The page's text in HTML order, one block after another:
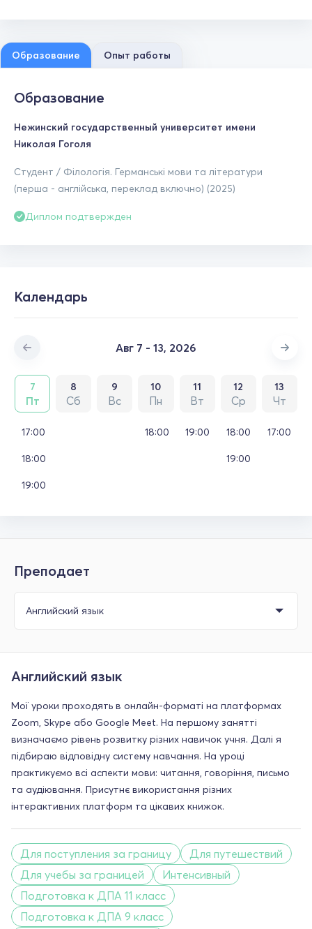
Образование Опыт работы
Образование
Нежинский государственный университет имени
Николая Гоголя
Студент / Філологія. Германські мови та літератури
(перша - англійська, переклад включно) (2025)
Диплом подтвержден
Календарь
Авг 7 - 13, 2026
7
Пт
8
Сб
9
Вс
10
Пн
11
Вт
12
Ср
13
Чт
17:00
18:00
19:00
18:00 19:00 18:00
19:00
17:00
Преподает
Английский язык
Мої уроки проходять в онлайн-форматі на платформах
Zoom, Skype або Google Meet. На першому занятті
визначаємо рівень розвитку різних навичок учня. Далі я
підбираю відповідну систему навчання. На уроці
практикуємо всі аспекти мови: читання, говоріння, письмо
та аудіювання. Присутнє використання різних
інтерактивних платформ та цікавих книжок.
Для поступления за границу
Для путешествий
Для учебы за границей
Интенсивный
Подготовка к ДПА 11 класс
Подготовка к ДПА 9 класс